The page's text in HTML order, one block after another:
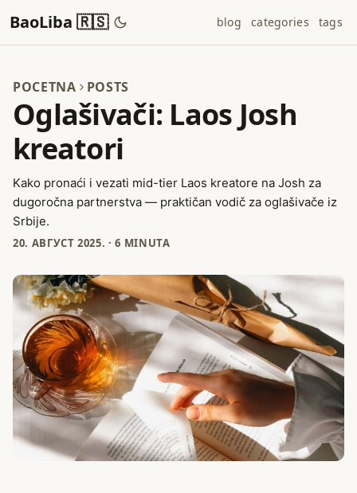
BaoLiba 🇷🇸 blog categories tags
POCETNA POSTS
Oglašivači: Laos Josh
kreatori
Kako pronaći i vezati mid-tier Laos kreatore na Josh za
dugoročna partnerstva — praktičan vodič za oglašivače iz
Srbije.
20. АВГУСТ 2025. ·6 MINUTA